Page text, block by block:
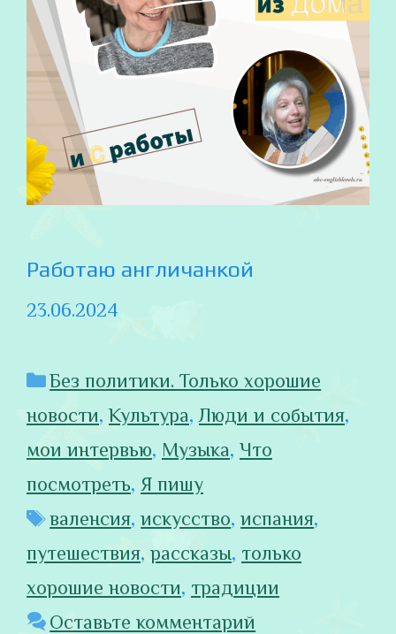
Работаю англичанкой
23.06.2024
Рубрики
Без политики. Только хорошие
новости, Культура,Люди и события,
мои интервью, Музыка, Что
посмотреть, Я пишу
Метки
валенсия,искусство,испания,
путешествия, рассказы, только
хорошие новости, традиции
Оставьте комментарий